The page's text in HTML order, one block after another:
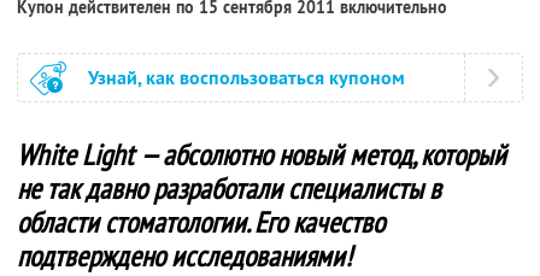
Купон действителен по 15 сентября 2011 включительно
Узнай, как воспользоваться купоном
White Light — абсолютно новый метод, который
не так давно разработали специалисты в
области стоматологии. Его качество
подтверждено исследованиями!